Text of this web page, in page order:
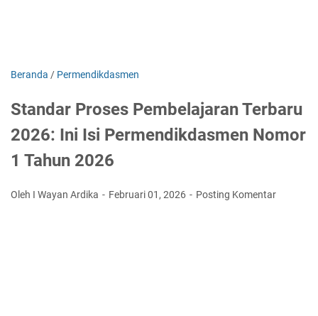
Beranda / Permendikdasmen
Standar Proses Pembelajaran Terbaru
2026: Ini Isi Permendikdasmen Nomor
1 Tahun 2026
Oleh I Wayan Ardika Februari 01, 2026 Posting Komentar